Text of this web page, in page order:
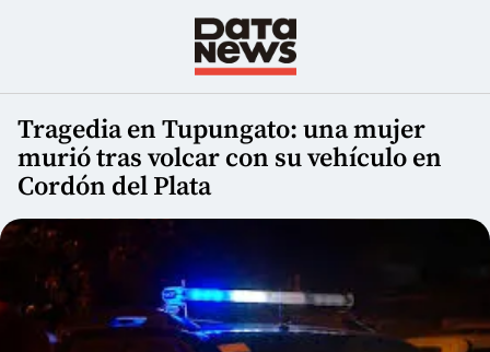
Tragedia en Tupungato: una mujer
murió tras volcar con su vehículo en
Cordón del Plata